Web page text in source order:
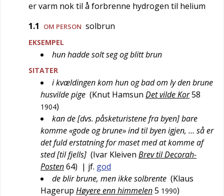
er varm nok til å forbrenne hydrogen til helium
1.1
OM PERSON solbrun
EKSEMPEL
hun hadde solt seg og blitt brun
SITATER
i kvældingen kom hun og bad om ly den brune
husvilde pige (Knut Hamsun Det vilde Kor58
1904)
kan de [dvs. påsketuristene fra byen] bare
komme «gode og brune» ind til byen igjen, … så er
det fuld erstatning for maset med at komme af
sted [til fjells] (Ivar Kleiven Brev til Decorah-
Posten64) | jf. god
de blir brune, men ikke solbrente (Klaus
Hagerup Høyere enn himmelen5 1990)